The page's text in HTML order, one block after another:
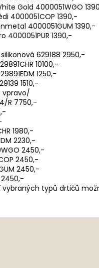
Gold 4000051WGO
4000051COP 1390,-
4000051GUM 1390,-
4000051PUR 1390,-
629188 2950,-
10100,-
1250,-
1510,-
vpravo/
R 7750,-
1980,-
2230,-
2450,-
2450,-
2450,-
2450,-
vybraných typů drtičů